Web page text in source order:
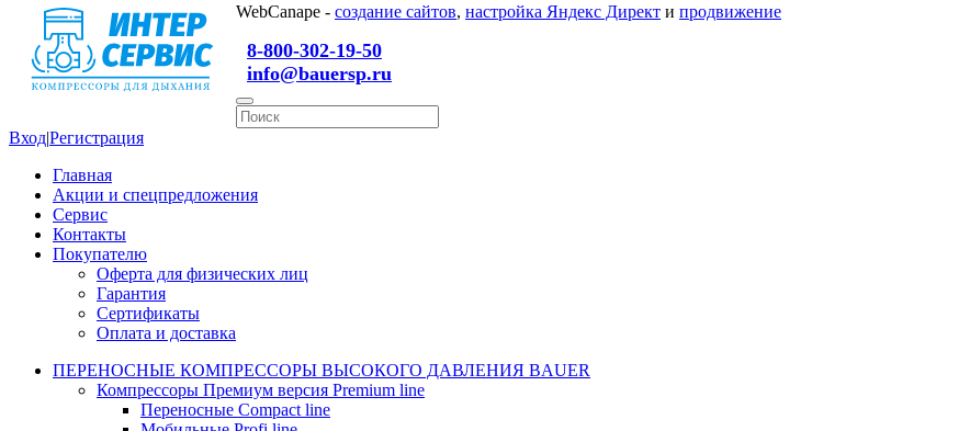
WebCanape - создание сайтов, настройка Яндекс Директ и продвижение
8-800-302-19-50
info@bauersp.ru
Вход|Регистрация
Главная
Акции и спецпредложения
Сервис
Контакты
Покупателю
Оферта для физических лиц
Гарантия
Сертификаты
Оплата и доставка
ПЕРЕНОСНЫЕ КОМПРЕССОРЫ ВЫСОКОГО ДАВЛЕНИЯ BAUER
Компрессоры Премиум версия Premium line
Переносные Compact line